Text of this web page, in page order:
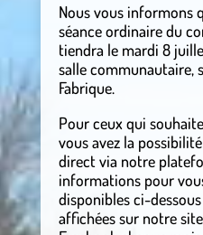
Nous vous informons
séance ordinaire du
tiendra le mardi 8
salle communautaire,
Fabrique.
Pour ceux qui
vous avez la
direct via notre
informations pour
disponibles ci-
affichées sur notre